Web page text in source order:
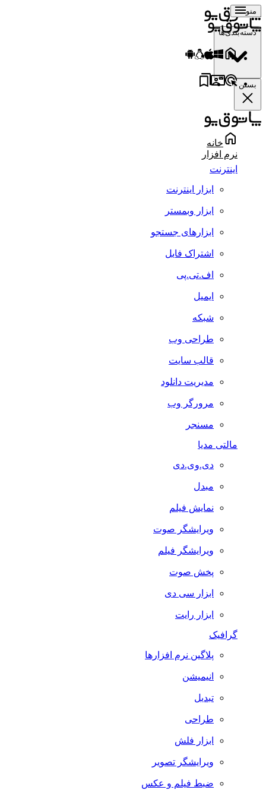
منو
دسته‌بندی‌ها
بستن
خانه
نرم افزار
اینترنت
ابزار اینترنت
ابزار وبمستر
ابزارهای جستجو
اشتراک فایل
اف.تی.پی
ایمیل
شبکه
طراحی وب
قالب سایت
مدیریت دانلود
مرورگر وب
مسنجر
مالتی مدیا
دی.وی.دی
مبدل
نمایش فیلم
ویرایشگر صوت
ویرایشگر فیلم
پخش صوت
ابزار سی دی
ابزار رایت
گرافیک
پلاگین نرم افزارها
انیمیشن
تبدیل
طراحی
ابزار فلش
ویرایشگر تصویر
ضبط فيلم و عكس